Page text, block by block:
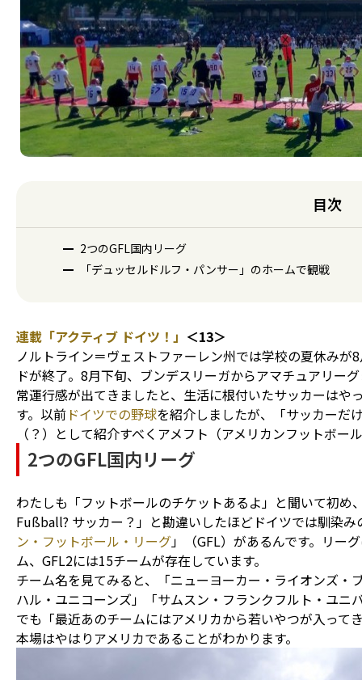
目次
2つのGFL国内リーグ
「デュッセルドルフ・パンサー」のホームで観戦
連載「アクティブ ドイツ！」 ＜13＞
ノルトライン＝ヴェストファーレン州では学校の夏休み
ドが終了。8月下旬、ブンデスリーガからアマチュアリー
常運行感が出てきました――と、生活に根付いたサッカーは
す。以前ドイツでの野球を紹介しましたが、「サッカーだ
（？）として紹介すべくアメフト（アメリカンフットボー
2つのGFL国内リーグ
わたしも「フットボールのチケットあるよ」と聞いて初
Fußball? サッカー？」と勘違いしたほどドイツでは馴染
ン・フットボール・リーグ」（GFL）があるんです。リー
ム、GFL2には15チームが存在しています。
チーム名を見てみると、「ニューヨーカー・ライオンズ
ハル・ユニコーンズ」「サムスン・フランクフルト・ユニ
でも「最近あのチームにはアメリカから若いやつが入っ
本場はやはりアメリカであることがわかります。